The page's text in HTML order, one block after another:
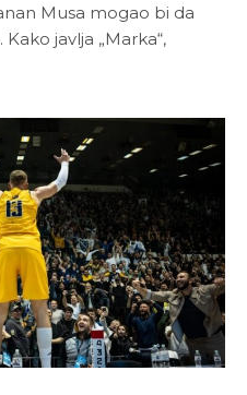
Musa mogao bi da
javlja „Marka“,